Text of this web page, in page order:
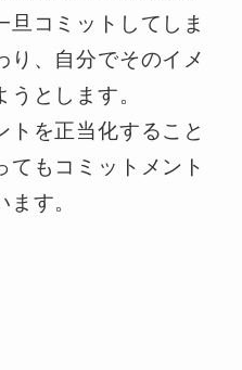
旦コミットしてしま
り、自分でそのイメ
とします。
トを正当化すること
てもコミットメント
す。